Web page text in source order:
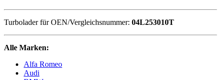
Turbolader für OEN/Vergleichsnummer: 04L253010T
Alle Marken:
Alfa Romeo
Audi